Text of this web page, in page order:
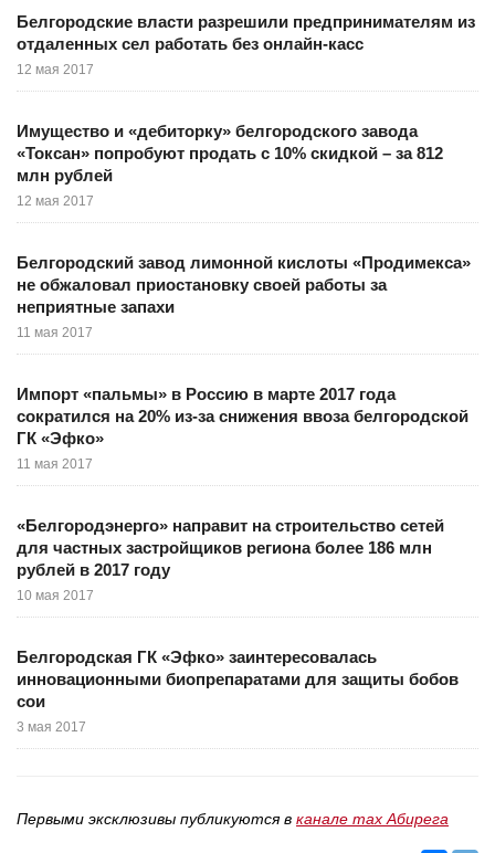
Белгородские власти разрешили предпринимателям из
отдаленных сел работать без онлайн-касс
12 мая 2017
Имущество и «дебиторку» белгородского завода
«Токсан» попробуют продать с 10% скидкой – за 812
млн рублей
12 мая 2017
Белгородский завод лимонной кислоты «Продимекса»
не обжаловал приостановку своей работы за
неприятные запахи
11 мая 2017
Импорт «пальмы» в Россию в марте 2017 года
сократился на 20% из-за снижения ввоза белгородской
ГК «Эфко»
11 мая 2017
«Белгородэнерго» направит на строительство сетей
для частных застройщиков региона более 186 млн
рублей в 2017 году
10 мая 2017
Белгородская ГК «Эфко» заинтересовалась
инновационными биопрепаратами для защиты бобов
сои
3 мая 2017
Первыми эксклюзивы публикуются в канале max Абирега